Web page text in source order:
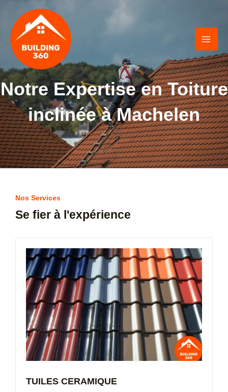
content
Notre Expertise en Toiture
inclinée à Machelen
Nos Services
Se fier à l'expérience
TUILES CERAMIQUE